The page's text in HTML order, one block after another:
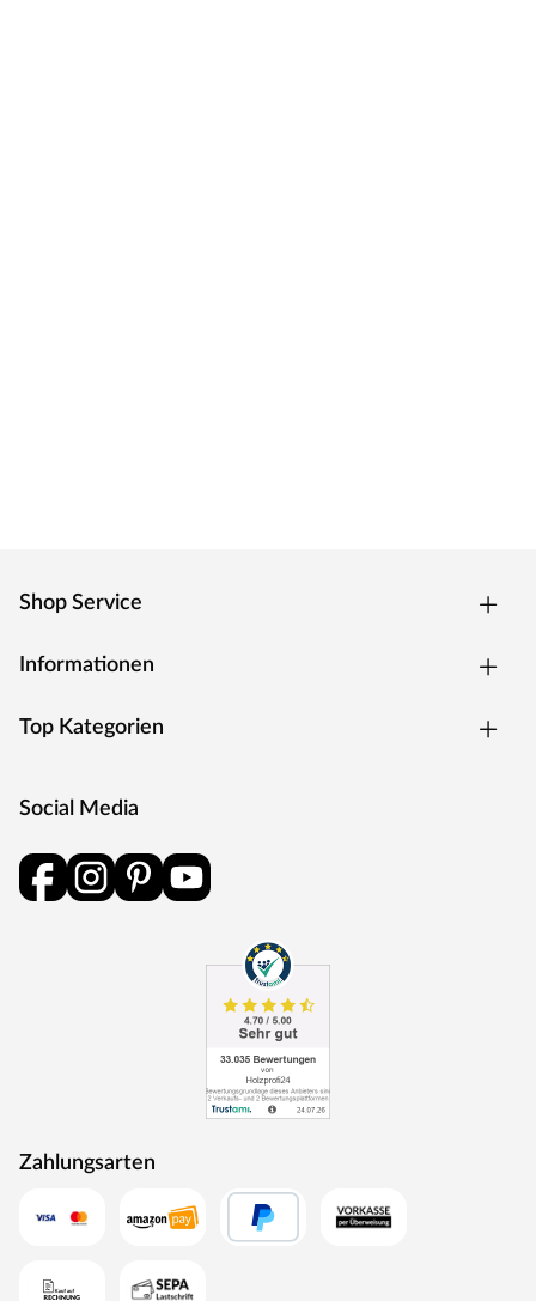
Shop Service
Informationen
Top Kategorien
Social Media
Zahlungsarten